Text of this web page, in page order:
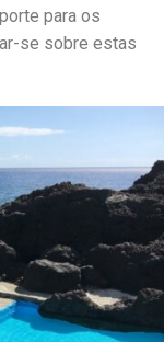
para os
se sobre estas